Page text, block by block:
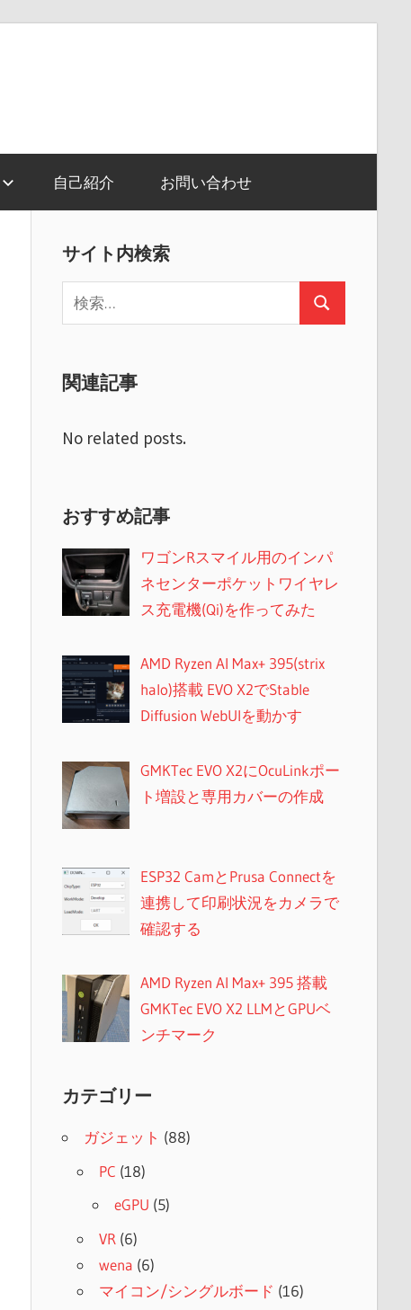
自己紹介 お問い合わせ
サイト内検索
索:
検
関連記事
No related posts.
おすすめ記事
ワゴンRスマイル用のインパ
ネセンターポケットワイヤレ
ス充電機(Qi)を作ってみた
AMD Ryzen AI Max+ 395(strix
halo)搭載 EVO X2でStable
Diffusion WebUIを動かす
GMKTec EVO X2にOcuLinkポー
ト増設と専用カバーの作成
ESP32 CamとPrusa Connectを
連携して印刷状況をカメラで
確認する
AMD Ryzen AI Max+ 395 搭載
GMKTec EVO X2 LLMとGPUベ
ンチマーク
カテゴリー
ガジェット (88)
PC (18)
eGPU (5)
VR (6)
wena (6)
マイコン/シングルボード (16)